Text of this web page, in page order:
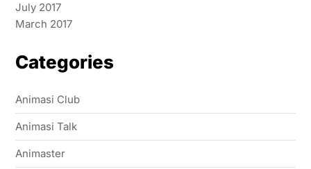
July 2017
March 2017
Categories
Animasi Club
Animasi Talk
Animaster